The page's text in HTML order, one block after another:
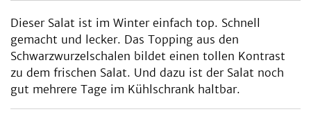
Dieser Salat ist im Winter einfach top. Schnell
gemacht und lecker. Das Topping aus den
Schwarzwurzelschalen bildet einen tollen Kontrast
zu dem frischen Salat. Und dazu ist der Salat noch
gut mehrere Tage im Kühlschrank haltbar.